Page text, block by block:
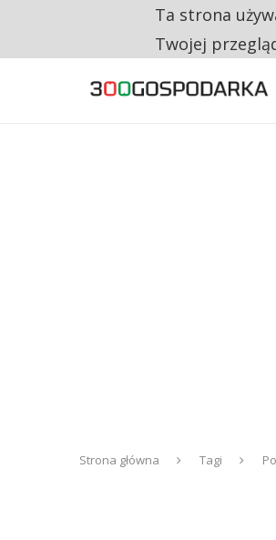
CO TRZECIĄ
Strona główna Tagi
Ta strona
Twojej